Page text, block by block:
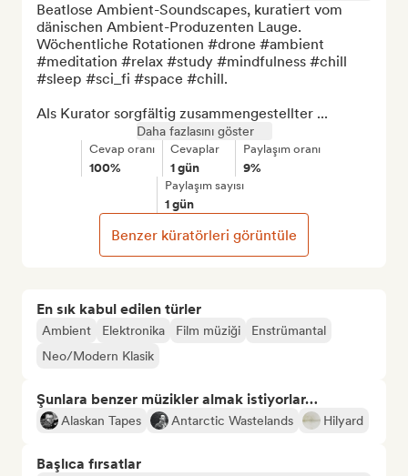
En sık kabul edilen türler
Ambient Elektronika Film müziği
Enstrümantal
Neo/Modern Klasik
Şunlara benzer müzikler almak istiyorlar…
Alaskan Tapes Antarctic Wastelands Hilyard
Başlıca fırsatlar
Beatlose Ambient-Soundscapes, kuratiert vom
dänischen Ambient-Produzenten Lauge.
Wöchentliche Rotationen #drone #ambient
#meditation #relax #study #mindfulness #chill
#sleep #sci_fi #space #chill.
Als Kurator sorgfältig zusammengestellter ...
Daha fazlasını göster
Cevap oranı
100%
Cevaplar
1 gün
Paylaşım oranı
9%
Paylaşım sayısı
1 gün
Benzer küratörleri görüntüle